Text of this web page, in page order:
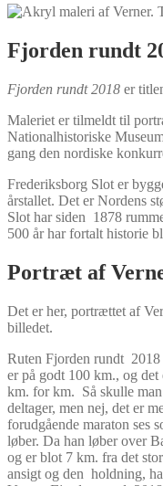
Fjorden rundt
Fjorden rundt 2018 er
Maleriet er tilmeldt til
Nationalhistoriske
gang den nordiske
Frederiksborg Slot er
årstallet. Det er Nordens
Slot har siden 1878
500 år har fortalt historie
Portræt af
Det er her, portrættet af
billedet.
Ruten Fjorden rundt 2018
er på godt 100 km., og
km. for km. Så skulle
deltager, men nej, det er
forudgående maraton ses
løber. Da han løber over
og er blot 7 km. fra det
ansigt og den holdning,